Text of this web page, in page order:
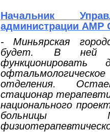
Начальник
администрации АМР
- Миньярская
будет. В ней
функционировать
отделения.
стационар
национального
больницы